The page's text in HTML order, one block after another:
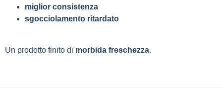
miglior consistenza
sgocciolamento ritardato
Un prodotto finito di morbida freschezza.